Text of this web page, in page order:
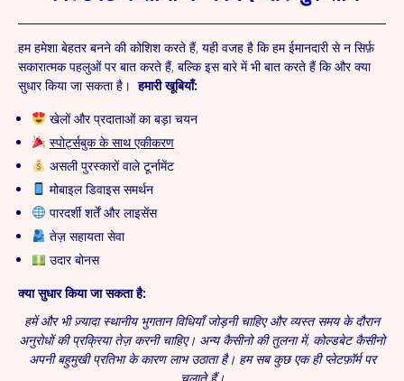
हम हमेशा बेहतर बनने की कोशिश करते हैं, यही वजह है कि हम ईमानदारी से न सिर्फ़
सकारात्मक पहलुओं पर बात करते हैं, बल्कि इस बारे में भी बात करते हैं कि और क्या
सुधार किया जा सकता है।हमारी खूबियाँ:
खेलों और प्रदाताओं का बड़ा चयन
स्पोर्ट्सबुक के साथ एकीकरण
असली पुरस्कारों वाले टूर्नामेंट
मोबाइल डिवाइस समर्थन
पारदर्शी शर्तें और लाइसेंस
तेज़ सहायता सेवा
उदार बोनस
क्या सुधार किया जा सकता है:
हमें और भी ज़्यादा स्थानीय भुगतान विधियाँ जोड़नी चाहिए और व्यस्त समय के दौरान
अनुरोधों की प्रक्रिया तेज़ करनी चाहिए। अन्य कैसीनो की तुलना में, कोल्डबेट कैसीनो
अपनी बहुमुखी प्रतिभा के कारण लाभ उठाता है। हम सब कुछ एक ही प्लेटफ़ॉर्म पर
चलाते हैं।